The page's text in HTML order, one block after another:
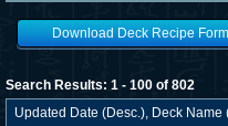
Download Deck Recipe Form
Search Results: 1 - 100 of 802